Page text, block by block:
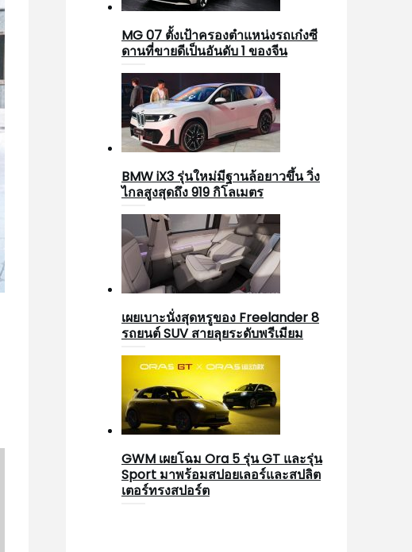
MG 07 ตั้งเป้าครองตำแหน่งรถเก๋งซี
ดานที่ขายดีเป็นอันดับ 1 ของจีน
BMW iX3 รุ่นใหม่มีฐานล้อยาวขึ้น วิ่ง
ไกลสูงสุดถึง 919 กิโลเมตร
เผยเบาะนั่งสุดหรูของ Freelander 8
รถยนต์ SUV สายลุยระดับพรีเมียม
GWM เผยโฉม Ora 5 รุ่น GT และรุ่น
Sport มาพร้อมสปอยเลอร์และสปลิต
เตอร์ทรงสปอร์ต